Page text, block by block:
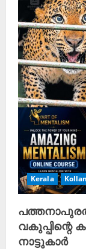
Kerala
നാട്ടുകാർ